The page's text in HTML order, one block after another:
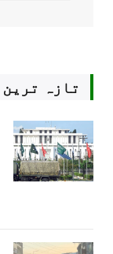
تازہ